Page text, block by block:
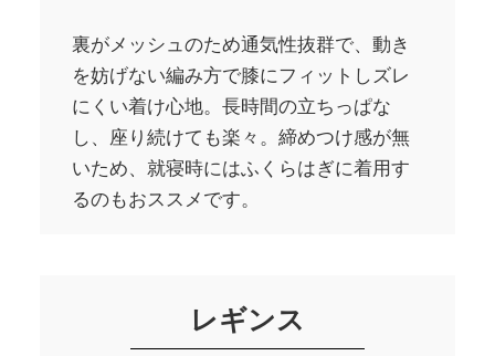
裏がメッシュのため通気性抜群で、動き
を妨げない編み方で膝にフィットしズレ
にくい着け心地。長時間の立ちっぱな
し、座り続けても楽々。締めつけ感が無
いため、就寝時にはふくらはぎに着用す
るのもおススメです。
レギンス